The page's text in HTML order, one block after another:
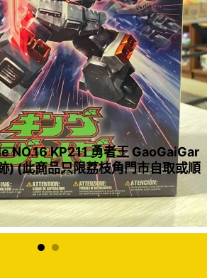
KP211 勇者王 GaoGaiGar
) (此商品只限荔枝角門市自取或順